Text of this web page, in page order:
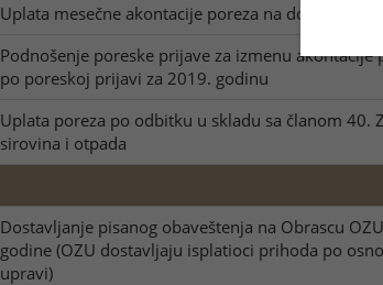
Uplata mesečne akontacije poreza na dobit za
Podnošenje poreske prijave za izmenu
po poreskoj prijavi za 2019. godinu
Uplata poreza po odbitku u skladu sa članom 40.
sirovina i otpada
Dostavljanje pisanog obaveštenja na Obrascu
godine (OZU dostavljaju isplatioci prihoda po
upravi)